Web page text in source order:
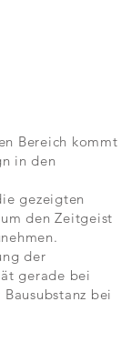
Bereich kommt
in den
gezeigten
den Zeitgeist
der
gerade bei
bei